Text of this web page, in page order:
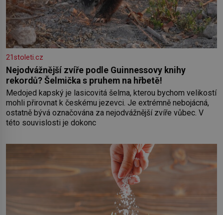
21stoleti.cz
Nejodvážnější zvíře podle Guinnessovy knihy
rekordů? Šelmička s pruhem na hřbetě!
Medojed kapský je lasicovitá šelma, kterou bychom velikostí
mohli přirovnat k českému jezevci. Je extrémně nebojácná,
ostatně bývá označována za nejodvážnější zvíře vůbec. V
této souvislosti je dokonc